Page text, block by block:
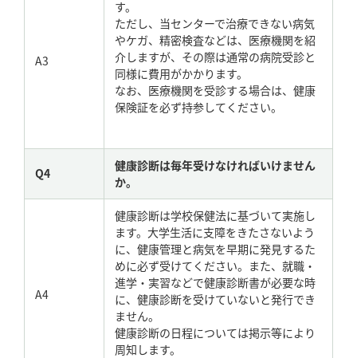
A3
す。
ただし、当センターで治療できない病気
やケガ、精密検査などは、医療機関を紹
介しますが、その際は通常の病院受診と
同様に費用がかかります。
なお、医療機関を受診する場合は、健康
保険証を必ず持参してください。
Q4
健康診断は毎年受けなければいけません
か。
A4
健康診断は学校保健法に基づいて実施し
ます。大学生活に支障をきたさないよう
に、健康管理と病気を早期に発見するた
めに必ず受けてください。また、就職・
進学・実習などで健康診断書が必要な時
に、健康診断を受けていないと発行でき
ません。
健康診断の日程については掲示等により
周知します。